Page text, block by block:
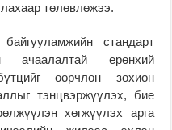
төлөвлөжээ.
стандарт
ачаалалтай ерөнхий
өөрчлөн зохион
тэнцвэржүүлэх, бие
хөгжүүлэх арга